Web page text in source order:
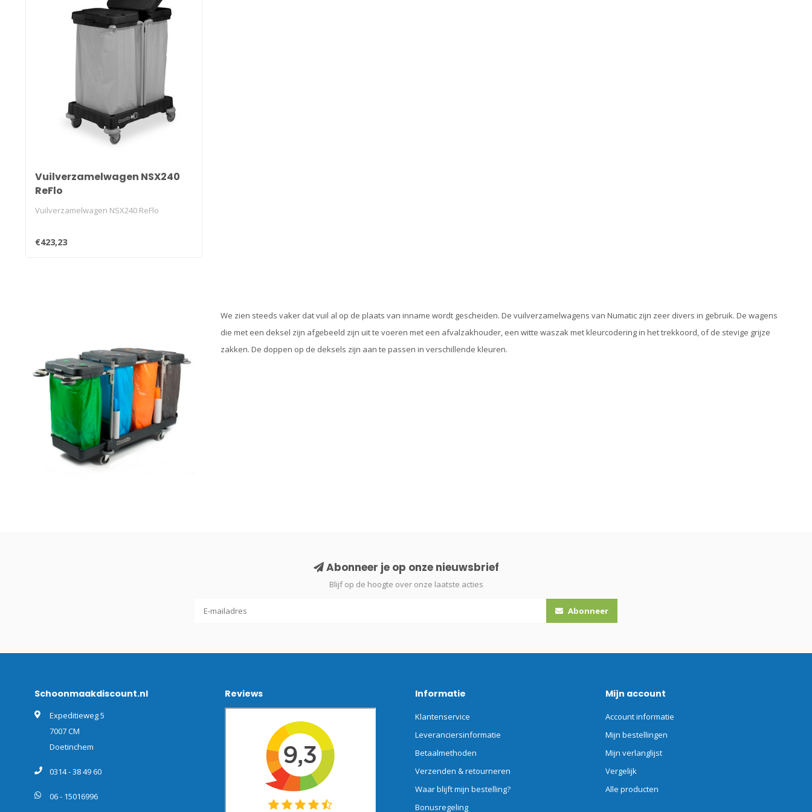
Vuilverzamelwagen NSX240
ReFlo
Vuilverzamelwagen NSX240 ReFlo
€423,23
We zien steeds vaker dat vuil al op de plaats van inname wordt gescheiden. De vuilverzamelwagens van Numatic zijn zeer divers in gebruik. De wagens
die met een deksel zijn afgebeeld zijn uit te voeren met een afvalzakhouder, een witte waszak met kleurcodering in het trekkoord, of de stevige grijze
zakken. De doppen op de deksels zijn aan te passen in verschillende kleuren.
Abonneer je op onze nieuwsbrief
Blijf op de hoogte over onze laatste acties
Abonneer
Schoonmaakdiscount.nl
Expeditieweg 5
7007 CM
Doetinchem
0314 - 38 49 60
06 - 15016996
Reviews Informatie
Klantenservice
Leveranciersinformatie
Betaalmethoden
Verzenden & retourneren
Waar blijft mijn bestelling?
Bonusregeling
Mijn account
Account informatie
Mijn bestellingen
Mijn verlanglijst
Vergelijk
Alle producten